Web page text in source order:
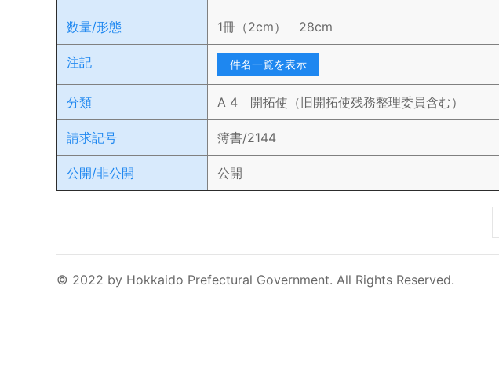
数量/形態 1冊（2cm） 28cm
注記 件名一覧を表示
分類 A 4 開拓使（旧開拓使残務整理委員含む）
請求記号 簿書/2144
公開/非公開 公開
© 2022 by Hokkaido Prefectural Government. All Rights Reserved.